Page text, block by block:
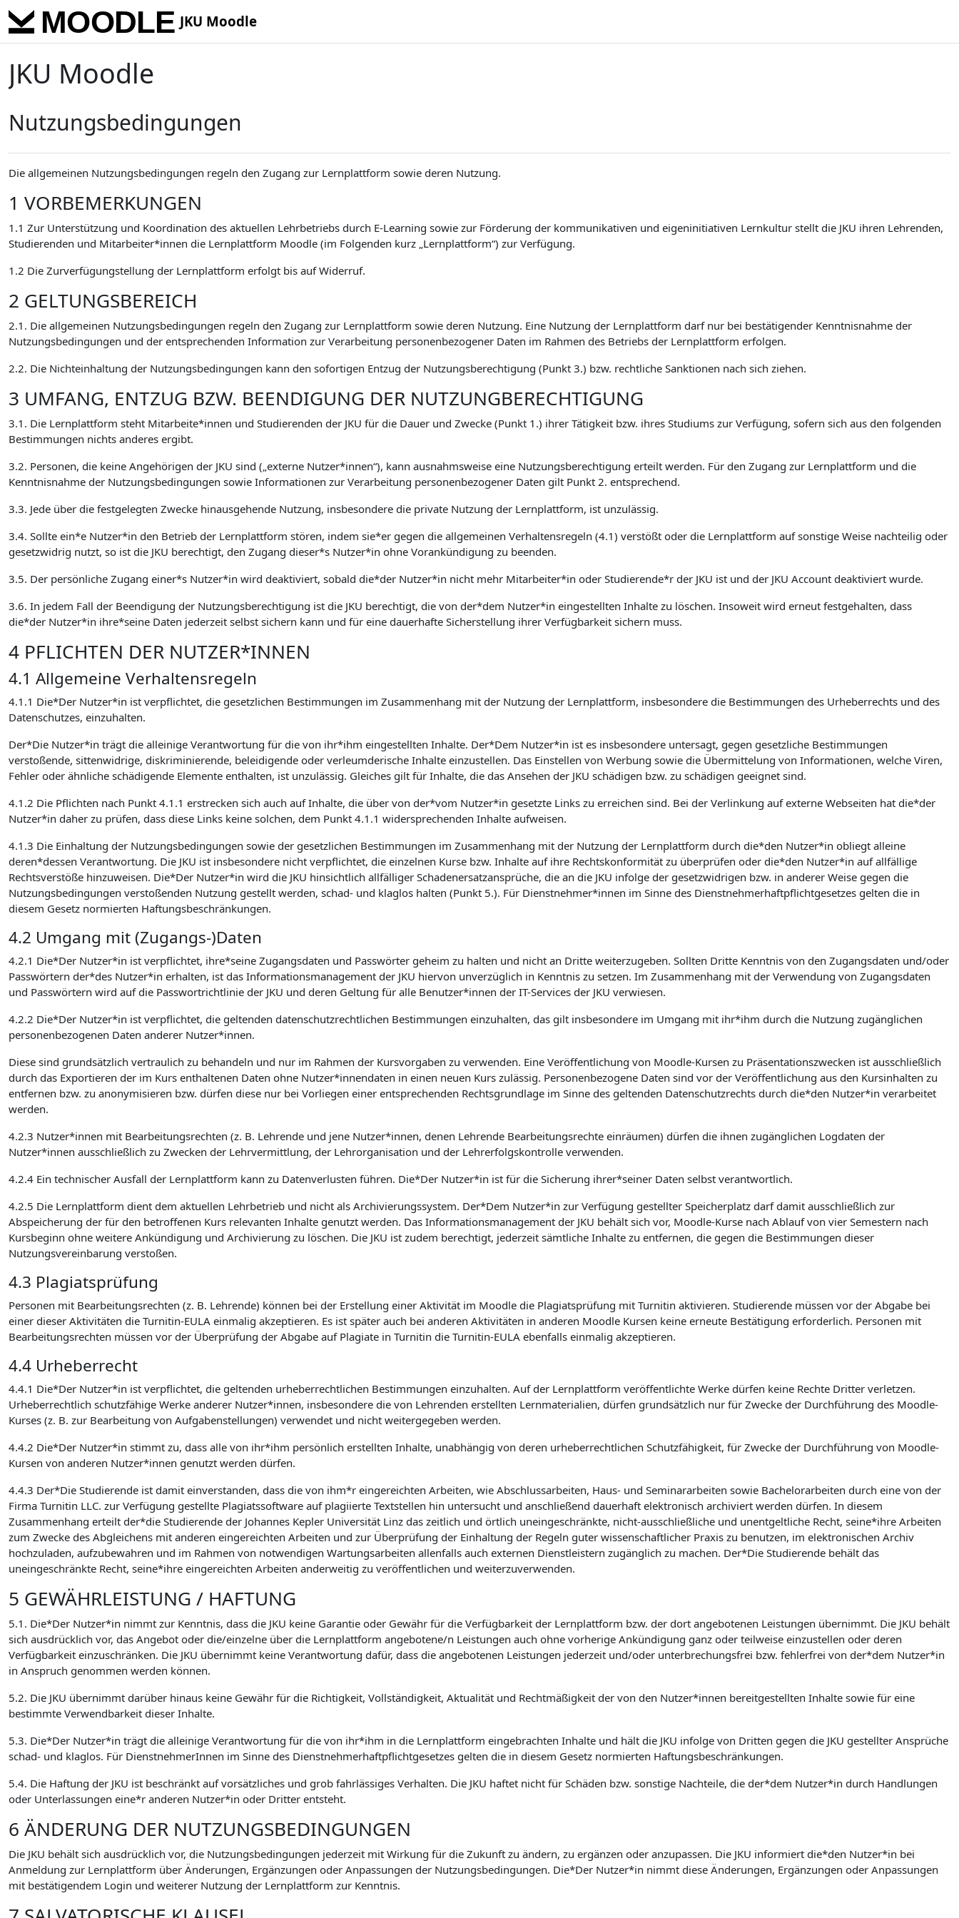
Skip to main content
JKU Moodle
JKU Moodle
Nutzungsbedingungen
Die allgemeinen Nutzungsbedingungen regeln den Zugang zur Lernplattform sowie deren Nutzung.
1 VORBEMERKUNGEN
1.1 Zur Unterstützung und Koordination des aktuellen Lehrbetriebs durch E-Learning sowie zur Förderung der kommunikativen und eigeninitiativen Lernkultur stellt die JKU ihren Lehrenden,
Studierenden und Mitarbeiter*innen die Lernplattform Moodle (im Folgenden kurz „Lernplattform“) zur Verfügung.
1.2 Die Zurverfügungstellung der Lernplattform erfolgt bis auf Widerruf.
2 GELTUNGSBEREICH
2.1. Die allgemeinen Nutzungsbedingungen regeln den Zugang zur Lernplattform sowie deren Nutzung. Eine Nutzung der Lernplattform darf nur bei bestätigender Kenntnisnahme der
Nutzungsbedingungen und der entsprechenden Information zur Verarbeitung personenbezogener Daten im Rahmen des Betriebs der Lernplattform erfolgen.
2.2. Die Nichteinhaltung der Nutzungsbedingungen kann den sofortigen Entzug der Nutzungsberechtigung (Punkt 3.) bzw. rechtliche Sanktionen nach sich ziehen.
3 UMFANG, ENTZUG BZW. BEENDIGUNG DER NUTZUNGBERECHTIGUNG
3.1. Die Lernplattform steht Mitarbeite*innen und Studierenden der JKU für die Dauer und Zwecke (Punkt 1.) ihrer Tätigkeit bzw. ihres Studiums zur Verfügung, sofern sich aus den folgenden
Bestimmungen nichts anderes ergibt.
3.2. Personen, die keine Angehörigen der JKU sind („externe Nutzer*innen“), kann ausnahmsweise eine Nutzungsberechtigung erteilt werden. Für den Zugang zur Lernplattform und die
Kenntnisnahme der Nutzungsbedingungen sowie Informationen zur Verarbeitung personenbezogener Daten gilt Punkt 2. entsprechend.
3.3. Jede über die festgelegten Zwecke hinausgehende Nutzung, insbesondere die private Nutzung der Lernplattform, ist unzulässig.
3.4. Sollte ein*e Nutzer*in den Betrieb der Lernplattform stören, indem sie*er gegen die allgemeinen Verhaltensregeln (4.1) verstößt oder die Lernplattform auf sonstige Weise nachteilig oder
gesetzwidrig nutzt, so ist die JKU berechtigt, den Zugang dieser*s Nutzer*in ohne Vorankündigung zu beenden.
3.5. Der persönliche Zugang einer*s Nutzer*in wird deaktiviert, sobald die*der Nutzer*in nicht mehr Mitarbeiter*in oder Studierende*r der JKU ist und der JKU Account deaktiviert wurde.
3.6. In jedem Fall der Beendigung der Nutzungsberechtigung ist die JKU berechtigt, die von der*dem Nutzer*in eingestellten Inhalte zu löschen. Insoweit wird erneut festgehalten, dass
die*der Nutzer*in ihre*seine Daten jederzeit selbst sichern kann und für eine dauerhafte Sicherstellung ihrer Verfügbarkeit sichern muss.
4 PFLICHTEN DER NUTZER*INNEN
4.1 Allgemeine Verhaltensregeln
4.1.1 Die*Der Nutzer*in ist verpflichtet, die gesetzlichen Bestimmungen im Zusammenhang mit der Nutzung der Lernplattform, insbesondere die Bestimmungen des Urheberrechts und des
Datenschutzes, einzuhalten.
Der*Die Nutzer*in trägt die alleinige Verantwortung für die von ihr*ihm eingestellten Inhalte. Der*Dem Nutzer*in ist es insbesondere untersagt, gegen gesetzliche Bestimmungen
verstoßende, sittenwidrige, diskriminierende, beleidigende oder verleumderische Inhalte einzustellen. Das Einstellen von Werbung sowie die Übermittelung von Informationen, welche Viren,
Fehler oder ähnliche schädigende Elemente enthalten, ist unzulässig. Gleiches gilt für Inhalte, die das Ansehen der JKU schädigen bzw. zu schädigen geeignet sind.
4.1.2 Die Pflichten nach Punkt 4.1.1 erstrecken sich auch auf Inhalte, die über von der*vom Nutzer*in gesetzte Links zu erreichen sind. Bei der Verlinkung auf externe Webseiten hat die*der
Nutzer*in daher zu prüfen, dass diese Links keine solchen, dem Punkt 4.1.1 widersprechenden Inhalte aufweisen.
4.1.3 Die Einhaltung der Nutzungsbedingungen sowie der gesetzlichen Bestimmungen im Zusammenhang mit der Nutzung der Lernplattform durch die*den Nutzer*in obliegt alleine
deren*dessen Verantwortung. Die JKU ist insbesondere nicht verpflichtet, die einzelnen Kurse bzw. Inhalte auf ihre Rechtskonformität zu überprüfen oder die*den Nutzer*in auf allfällige
Rechtsverstöße hinzuweisen. Die*Der Nutzer*in wird die JKU hinsichtlich allfälliger Schadenersatzansprüche, die an die JKU infolge der gesetzwidrigen bzw. in anderer Weise gegen die
Nutzungsbedingungen verstoßenden Nutzung gestellt werden, schad- und klaglos halten (Punkt 5.). Für Dienstnehmer*innen im Sinne des Dienstnehmerhaftpflichtgesetzes gelten die in
diesem Gesetz normierten Haftungsbeschränkungen.
4.2 Umgang mit (Zugangs-)Daten
4.2.1 Die*Der Nutzer*in ist verpflichtet, ihre*seine Zugangsdaten und Passwörter geheim zu halten und nicht an Dritte weiterzugeben. Sollten Dritte Kenntnis von den Zugangsdaten und/oder
Passwörtern der*des Nutzer*in erhalten, ist das Informationsmanagement der JKU hiervon unverzüglich in Kenntnis zu setzen. Im Zusammenhang mit der Verwendung von Zugangsdaten
und Passwörtern wird auf die Passwortrichtlinie der JKU und deren Geltung für alle Benutzer*innen der IT-Services der JKU verwiesen.
4.2.2 Die*Der Nutzer*in ist verpflichtet, die geltenden datenschutzrechtlichen Bestimmungen einzuhalten, das gilt insbesondere im Umgang mit ihr*ihm durch die Nutzung zugänglichen
personenbezogenen Daten anderer Nutzer*innen.
Diese sind grundsätzlich vertraulich zu behandeln und nur im Rahmen der Kursvorgaben zu verwenden. Eine Veröffentlichung von Moodle-Kursen zu Präsentationszwecken ist ausschließlich
durch das Exportieren der im Kurs enthaltenen Daten ohne Nutzer*innendaten in einen neuen Kurs zulässig. Personenbezogene Daten sind vor der Veröffentlichung aus den Kursinhalten zu
entfernen bzw. zu anonymisieren bzw. dürfen diese nur bei Vorliegen einer entsprechenden Rechtsgrundlage im Sinne des geltenden Datenschutzrechts durch die*den Nutzer*in verarbeitet
werden.
4.2.3 Nutzer*innen mit Bearbeitungsrechten (z. B. Lehrende und jene Nutzer*innen, denen Lehrende Bearbeitungsrechte einräumen) dürfen die ihnen zugänglichen Logdaten der
Nutzer*innen ausschließlich zu Zwecken der Lehrvermittlung, der Lehrorganisation und der Lehrerfolgskontrolle verwenden.
4.2.4 Ein technischer Ausfall der Lernplattform kann zu Datenverlusten führen. Die*Der Nutzer*in ist für die Sicherung ihrer*seiner Daten selbst verantwortlich.
4.2.5 Die Lernplattform dient dem aktuellen Lehrbetrieb und nicht als Archivierungssystem. Der*Dem Nutzer*in zur Verfügung gestellter Speicherplatz darf damit ausschließlich zur
Abspeicherung der für den betroffenen Kurs relevanten Inhalte genutzt werden. Das Informationsmanagement der JKU behält sich vor, Moodle-Kurse nach Ablauf von vier Semestern nach
Kursbeginn ohne weitere Ankündigung und Archivierung zu löschen. Die JKU ist zudem berechtigt, jederzeit sämtliche Inhalte zu entfernen, die gegen die Bestimmungen dieser
Nutzungsvereinbarung verstoßen.
4.3 Plagiatsprüfung
Personen mit Bearbeitungsrechten (z. B. Lehrende) können bei der Erstellung einer Aktivität im Moodle die Plagiatsprüfung mit Turnitin aktivieren. Studierende müssen vor der Abgabe bei
einer dieser Aktivitäten die Turnitin-EULA einmalig akzeptieren. Es ist später auch bei anderen Aktivitäten in anderen Moodle Kursen keine erneute Bestätigung erforderlich. Personen mit
Bearbeitungsrechten müssen vor der Überprüfung der Abgabe auf Plagiate in Turnitin die Turnitin-EULA ebenfalls einmalig akzeptieren.
4.4 Urheberrecht
4.4.1 Die*Der Nutzer*in ist verpflichtet, die geltenden urheberrechtlichen Bestimmungen einzuhalten. Auf der Lernplattform veröffentlichte Werke dürfen keine Rechte Dritter verletzen.
Urheberrechtlich schutzfähige Werke anderer Nutzer*innen, insbesondere die von Lehrenden erstellten Lernmaterialien, dürfen grundsätzlich nur für Zwecke der Durchführung des Moodle-
Kurses (z. B. zur Bearbeitung von Aufgabenstellungen) verwendet und nicht weitergegeben werden.
4.4.2 Die*Der Nutzer*in stimmt zu, dass alle von ihr*ihm persönlich erstellten Inhalte, unabhängig von deren urheberrechtlichen Schutzfähigkeit, für Zwecke der Durchführung von Moodle-
Kursen von anderen Nutzer*innen genutzt werden dürfen.
4.4.3 Der*Die Studierende ist damit einverstanden, dass die von ihm*r eingereichten Arbeiten, wie Abschlussarbeiten, Haus- und Seminararbeiten sowie Bachelorarbeiten durch eine von der
Firma Turnitin LLC. zur Verfügung gestellte Plagiatssoftware auf plagiierte Textstellen hin untersucht und anschließend dauerhaft elektronisch archiviert werden dürfen. In diesem
Zusammenhang erteilt der*die Studierende der Johannes Kepler Universität Linz das zeitlich und örtlich uneingeschränkte, nicht-ausschließliche und unentgeltliche Recht, seine*ihre Arbeiten
zum Zwecke des Abgleichens mit anderen eingereichten Arbeiten und zur Überprüfung der Einhaltung der Regeln guter wissenschaftlicher Praxis zu benutzen, im elektronischen Archiv
hochzuladen, aufzubewahren und im Rahmen von notwendigen Wartungsarbeiten allenfalls auch externen Dienstleistern zugänglich zu machen. Der*Die Studierende behält das
uneingeschränkte Recht, seine*ihre eingereichten Arbeiten anderweitig zu veröffentlichen und weiterzuverwenden.
5 GEWÄHRLEISTUNG / HAFTUNG
5.1. Die*Der Nutzer*in nimmt zur Kenntnis, dass die JKU keine Garantie oder Gewähr für die Verfügbarkeit der Lernplattform bzw. der dort angebotenen Leistungen übernimmt. Die JKU behält
sich ausdrücklich vor, das Angebot oder die/einzelne über die Lernplattform angebotene/n Leistungen auch ohne vorherige Ankündigung ganz oder teilweise einzustellen oder deren
Verfügbarkeit einzuschränken. Die JKU übernimmt keine Verantwortung dafür, dass die angebotenen Leistungen jederzeit und/oder unterbrechungsfrei bzw. fehlerfrei von der*dem Nutzer*in
in Anspruch genommen werden können.
5.2. Die JKU übernimmt darüber hinaus keine Gewähr für die Richtigkeit, Vollständigkeit, Aktualität und Rechtmäßigkeit der von den Nutzer*innen bereitgestellten Inhalte sowie für eine
bestimmte Verwendbarkeit dieser Inhalte.
5.3. Die*Der Nutzer*in trägt die alleinige Verantwortung für die von ihr*ihm in die Lernplattform eingebrachten Inhalte und hält die JKU infolge von Dritten gegen die JKU gestellter Ansprüche
schad- und klaglos. Für DienstnehmerInnen im Sinne des Dienstnehmerhaftpflichtgesetzes gelten die in diesem Gesetz normierten Haftungsbeschränkungen.
5.4. Die Haftung der JKU ist beschränkt auf vorsätzliches und grob fahrlässiges Verhalten. Die JKU haftet nicht für Schäden bzw. sonstige Nachteile, die der*dem Nutzer*in durch Handlungen
oder Unterlassungen eine*r anderen Nutzer*in oder Dritter entsteht.
6 ÄNDERUNG DER NUTZUNGSBEDINGUNGEN
Die JKU behält sich ausdrücklich vor, die Nutzungsbedingungen jederzeit mit Wirkung für die Zukunft zu ändern, zu ergänzen oder anzupassen. Die JKU informiert die*den Nutzer*in bei
Anmeldung zur Lernplattform über Änderungen, Ergänzungen oder Anpassungen der Nutzungsbedingungen. Die*Der Nutzer*in nimmt diese Änderungen, Ergänzungen oder Anpassungen
mit bestätigendem Login und weiterer Nutzung der Lernplattform zur Kenntnis.